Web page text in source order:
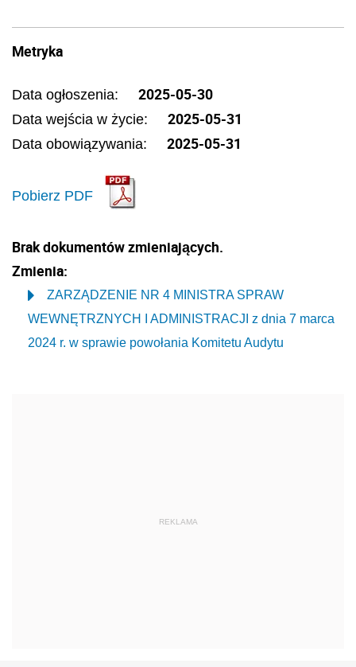
Metryka
Data ogłoszenia: 2025-05-30
Data wejścia w życie: 2025-05-31
Data obowiązywania: 2025-05-31
Pobierz PDF
Brak dokumentów zmieniających.
Zmienia:
ZARZĄDZENIE NR 4 MINISTRA SPRAW
WEWNĘTRZNYCH I ADMINISTRACJI z dnia 7 marca
2024 r. w sprawie powołania Komitetu Audytu